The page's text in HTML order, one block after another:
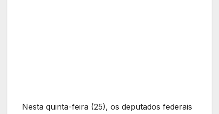
Nesta quinta-feira (25), os deputados federais